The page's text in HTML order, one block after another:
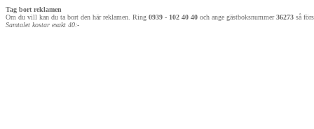
Tag bort reklamen
Om du vill kan du ta bort den här reklamen. Ring 0939 - 102 40 40 och ange gästboksnummer36273 så
Samtalet kostar exakt 40:-